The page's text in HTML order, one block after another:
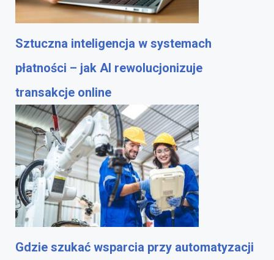
Sztuczna inteligencja w systemach
płatności – jak AI rewolucjonizuje
transakcje online
Gdzie szukać wsparcia przy automatyzacji